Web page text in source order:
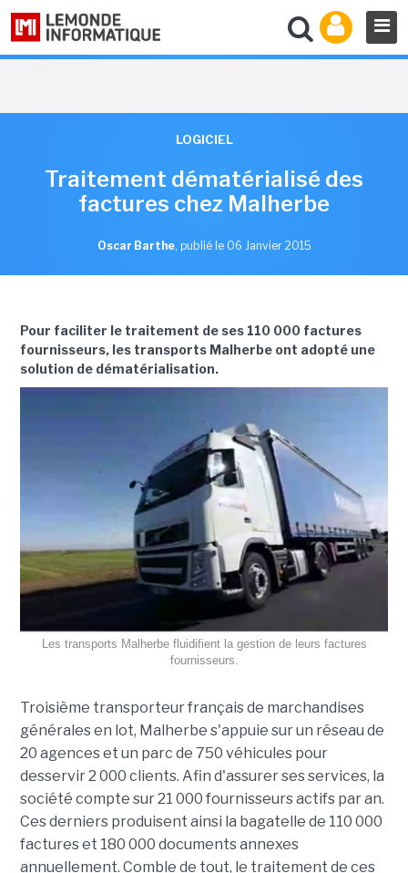
LOGICIEL
Traitement dématérialisé des
factures chez Malherbe
Oscar Barthe, publié le 06 Janvier 2015
Pour faciliter le traitement de ses 110 000 factures
fournisseurs, les transports Malherbe ont adopté une
solution de dématérialisation.
Les transports Malherbe fluidifient la gestion de leurs factures
fournisseurs.
Troisième transporteur français de marchandises
générales en lot, Malherbe s'appuie sur un réseau de
20 agences et un parc de 750 véhicules pour
desservir 2 000 clients. Afin d'assurer ses services, la
société compte sur 21 000 fournisseurs actifs par an.
Ces derniers produisent ainsi la bagatelle de 110 000
factures et 180 000 documents annexes
annuellement. Comble de tout, le traitement de ces